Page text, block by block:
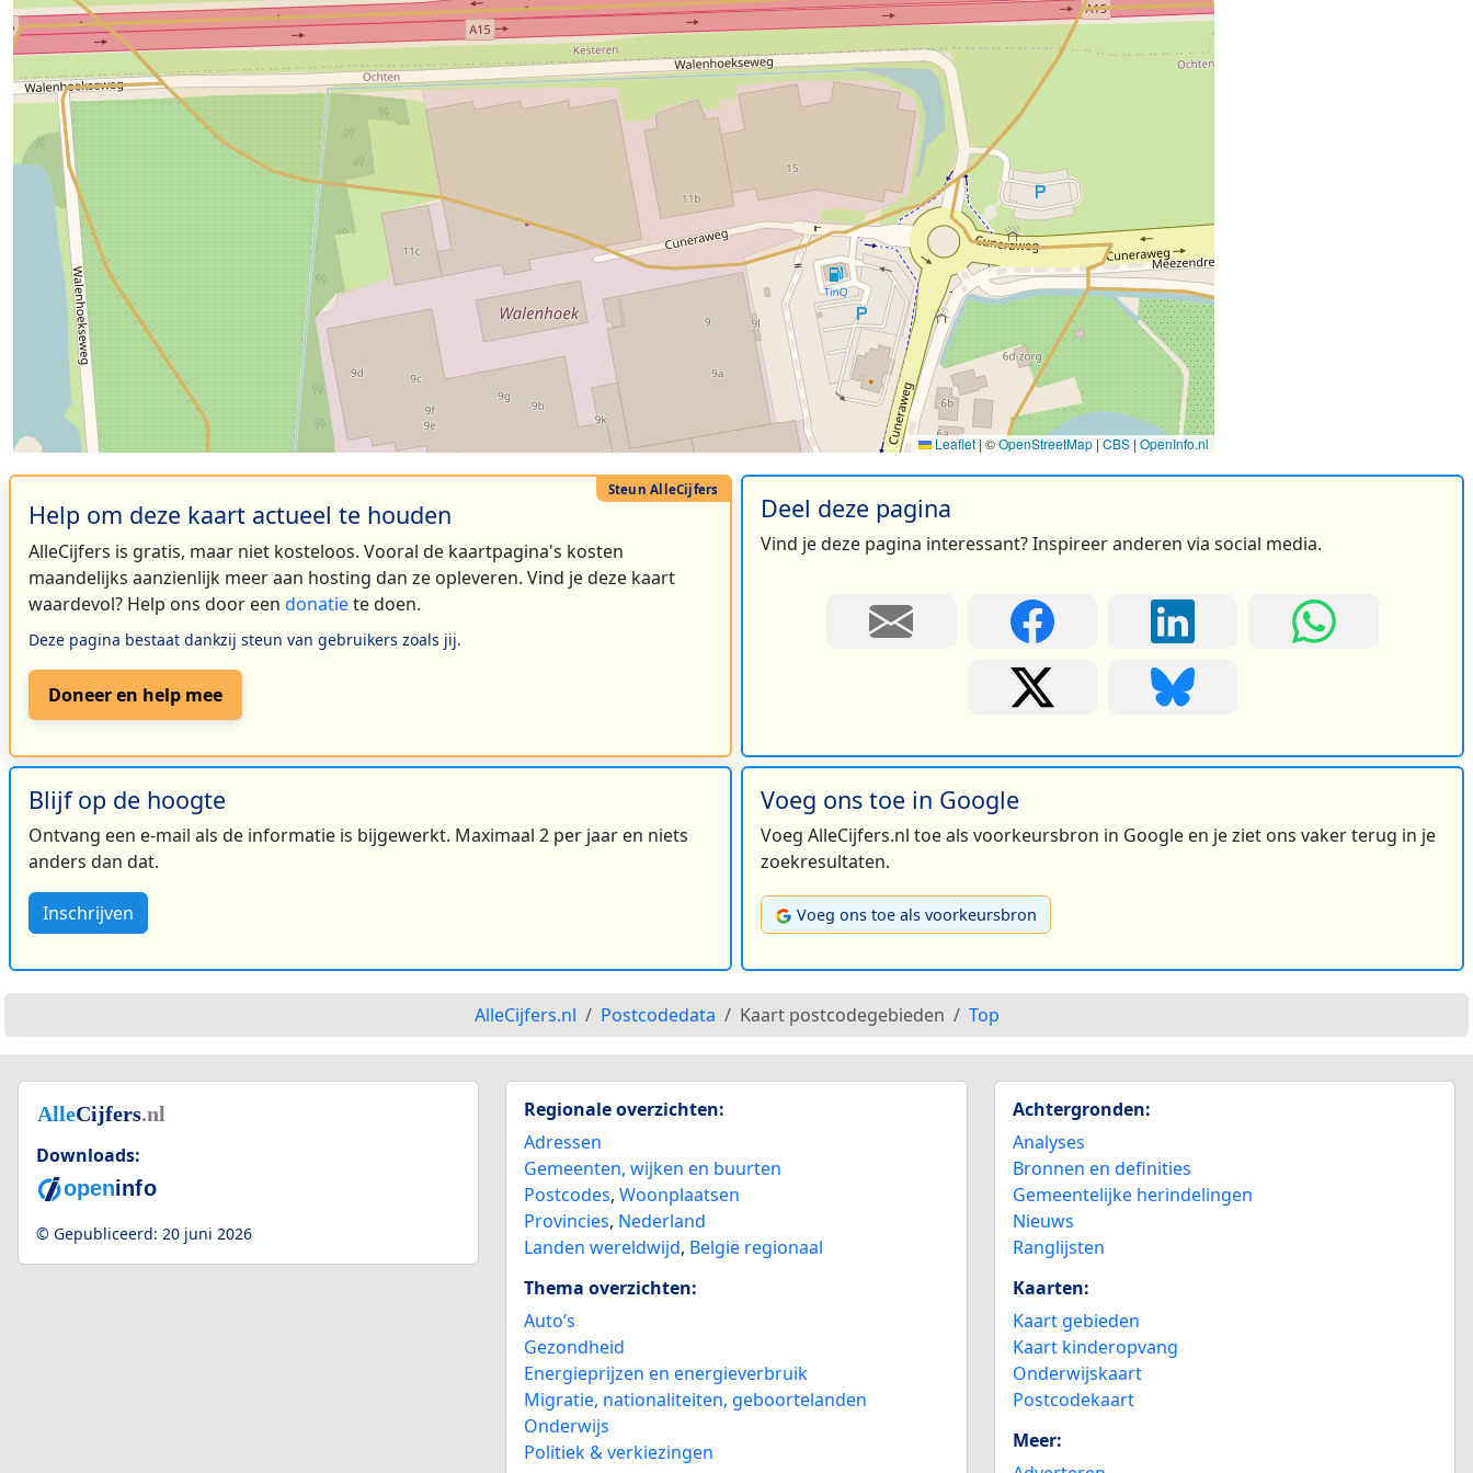
Leaflet | ©OpenStreetMap | CBS | OpenInfo.nl
Help om deze kaart actueel te houden
AlleCijfers is gratis, maar niet kosteloos. Vooral de kaartpagina's kosten
maandelijks aanzienlijk meer aan hosting dan ze opleveren. Vind je deze kaart
waardevol? Help ons door een donatiete doen.
Deze pagina bestaat dankzij steun van gebruikers zoals jij.
Doneer en help mee
Deel deze pagina
Vind je deze pagina interessant? Inspireer anderen via social media.
Blijf op de hoogte
Ontvang een e-mail als de informatie is bijgewerkt. Maximaal 2 per jaar en niets
anders dan dat.
Inschrijven
Voeg ons toe in Google
Voeg AlleCijfers.nl toe als voorkeursbron in Google en je ziet ons vaker terug in je
zoekresultaten.
Voeg ons toe als voorkeursbron
AlleCijfers.nl Postcodedata Kaart postcodegebieden Top
Downloads:
© Gepubliceerd: 20 juni 2026
Regionale overzichten:
Adressen
Gemeenten, wijken en buurten
Postcodes,Woonplaatsen
Provincies, Nederland
Landen wereldwijd, België regionaal
Thema overzichten:
Auto’s
Gezondheid
Energieprijzen en energieverbruik
Migratie, nationaliteiten, geboortelanden
Onderwijs
Politiek & verkiezingen
Achtergronden:
Analyses
Bronnen en definities
Gemeentelijke herindelingen
Nieuws
Ranglijsten
Kaarten:
Kaart gebieden
Kaart kinderopvang
Onderwijskaart
Postcodekaart
Meer: